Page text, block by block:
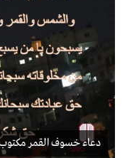
دعاء خسوف القمر